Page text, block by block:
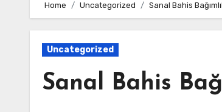
Home Uncategorized Sanal Bahis
Uncategorized
Sanal Bahis